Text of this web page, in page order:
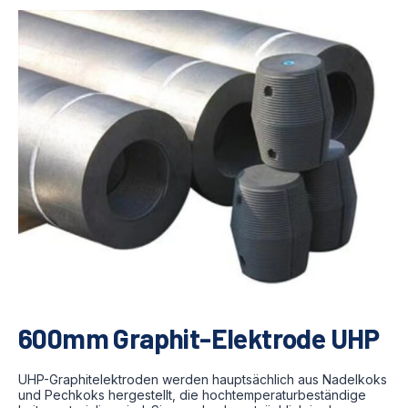
600mm Graphit-Elektrode UHP
UHP-Graphitelektroden werden hauptsächlich aus Nadelkoks
und Pechkoks hergestellt, die hochtemperaturbeständige